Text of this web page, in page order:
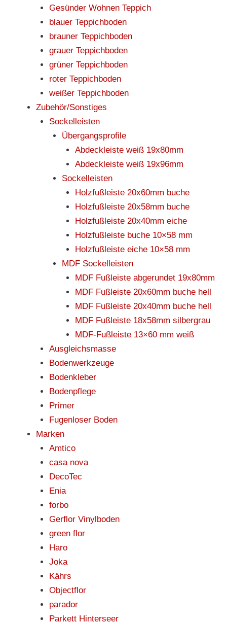
Gesünder Wohnen Teppich
blauer Teppichboden
brauner Teppichboden
grauer Teppichboden
grüner Teppichboden
roter Teppichboden
weißer Teppichboden
Zubehör/Sonstiges
Sockelleisten
Übergangsprofile
Abdeckleiste weiß 19x80mm
Abdeckleiste weiß 19x96mm
Sockelleisten
Holzfußleiste 20x60mm buche
Holzfußleiste 20x58mm buche
Holzfußleiste 20x40mm eiche
Holzfußleiste buche 10×58 mm
Holzfußleiste eiche 10×58 mm
MDF Sockelleisten
MDF Fußleiste abgerundet 19x80mm
MDF Fußleiste 20x60mm buche hell
MDF Fußleiste 20x40mm buche hell
MDF Fußleiste 18x58mm silbergrau
MDF-Fußleiste 13×60 mm weiß
Ausgleichsmasse
Bodenwerkzeuge
Bodenkleber
Bodenpflege
Primer
Fugenloser Boden
Marken
Amtico
casa nova
DecoTec
Enia
forbo
Gerflor Vinylboden
green flor
Haro
Joka
Kährs
Objectflor
parador
Parkett Hinterseer